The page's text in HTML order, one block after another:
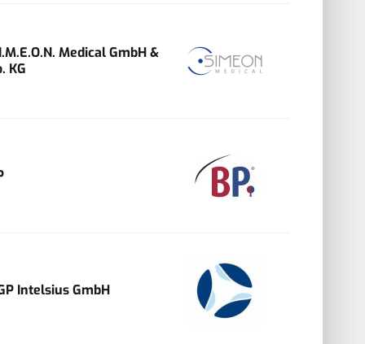
Medical GmbH &
KG
Intelsius GmbH